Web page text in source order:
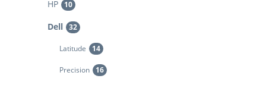
HP 10
Dell 32
Latitude 14
Precision 16